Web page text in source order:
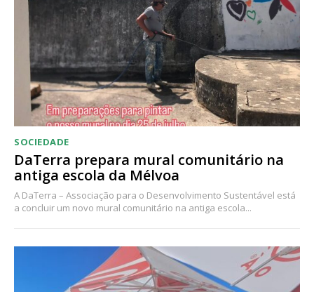
assinantes
Ofertas para assinatura anual
Escolha o plano
SOCIEDADE
DaTerra prepara mural comunitário na
antiga escola da Mélvoa
A DaTerra – Associação para o Desenvolvimento Sustentável está
a concluir um novo mural comunitário na antiga escola...